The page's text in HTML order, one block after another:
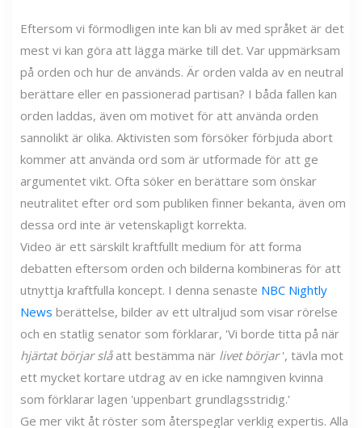
Eftersom vi förmodligen inte kan bli av med språket är det
mest vi kan göra att lägga märke till det. Var uppmärksam
på orden och hur de används. Är orden valda av en neutral
berättare eller en passionerad partisan? I båda fallen kan
orden laddas, även om motivet för att använda orden
sannolikt är olika. Aktivisten som försöker förbjuda abort
kommer att använda ord som är utformade för att ge
argumentet vikt. Ofta söker en berättare som önskar
neutralitet efter ord som publiken finner bekanta, även om
dessa ord inte är vetenskapligt korrekta.
Video är ett särskilt kraftfullt medium för att forma
debatten eftersom orden och bilderna kombineras för att
utnyttja kraftfulla koncept. I denna senaste NBC Nightly
News berättelse, bilder av ett ultraljud som visar rörelse
och en statlig senator som förklarar, 'Vi borde titta på när
hjärtat börjar slåatt bestämma när livet börjar', tävla mot
ett mycket kortare utdrag av en icke namngiven kvinna
som förklarar lagen 'uppenbart grundlagsstridig.'
Ge mer vikt åt röster som återspeglar verklig expertis. Alla